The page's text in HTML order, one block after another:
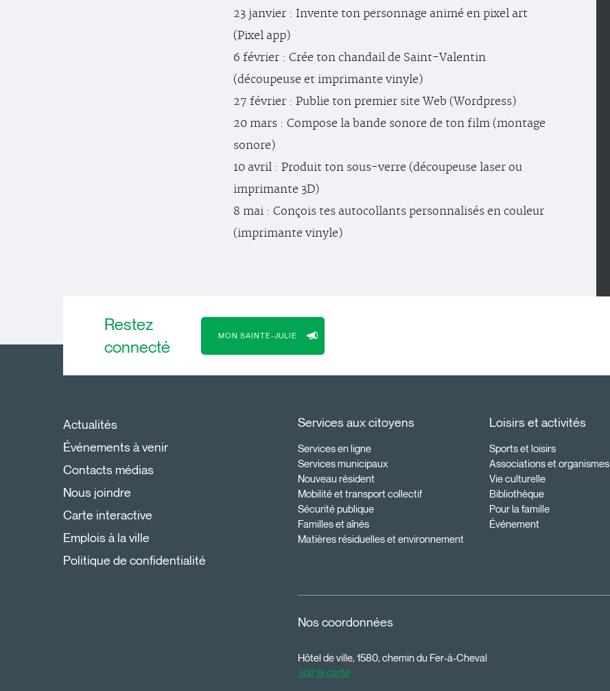
23 janvier : Invente ton personnage animé en pixel art
(Pixel app)
6 février : Crée ton chandail de Saint-Valentin
(découpeuse et imprimante vinyle)
27 février : Publie ton premier site Web (Wordpress)
20 mars : Compose la bande sonore de ton film (montage
sonore)
10 avril : Produit ton sous-verre (découpeuse laser ou
imprimante 3D)
8 mai : Conçois tes autocollants personnalisés en couleur
(imprimante vinyle)
Restez
connecté
MON SAINTE-JULIE
Actualités
Événements à venir
Contacts médias
Nous joindre
Carte interactive
Emplois à la ville
Politique de confidentialité
Services aux citoyens
Services en ligne
Services municipaux
Nouveau résident
Mobilité et transport collectif
Sécurité publique
Familles et aînés
Matières résiduelles et environnement
Loisirs et activités
Sports et loisirs
Associations et organismes
Vie culturelle
Bibliothèque
Pour la famille
Événement
Nos coordonnées
Hôtel de ville, 1580, chemin du Fer-à-Cheval
Voir la carte